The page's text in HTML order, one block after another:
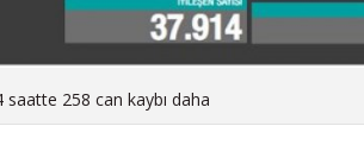
258 can kaybı daha